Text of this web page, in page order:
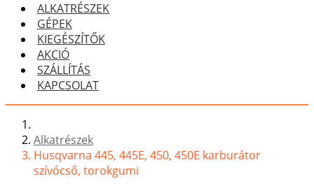
ALKATRÉSZEK
GÉPEK
KIEGÉSZÍTŐK
AKCIÓ
SZÁLLÍTÁS
KAPCSOLAT
Alkatrészek
Husqvarna 445, 445E, 450, 450E karburátor
szívócső, torokgumi